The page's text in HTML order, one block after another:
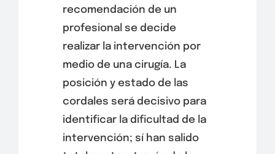
recomendación de un
profesional se decide
realizar la intervención por
medio de una cirugía. La
posición y estado de las
cordales será decisivo para
identificar la dificultad de la
intervención; sí han salido